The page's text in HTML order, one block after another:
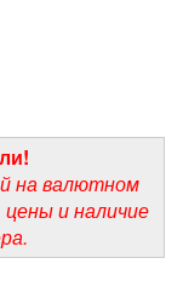
на валютном
и наличие